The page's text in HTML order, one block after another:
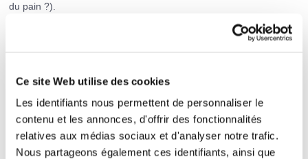
Ce site Web utilise des cookies
Les identifiants nous permettent de personnaliser le
contenu et les annonces, d'offrir des fonctionnalités
relatives aux médias sociaux et d'analyser notre trafic.
Nous partageons également ces identifiants, ainsi que
du pain ?).
The "S'il vous plait" proposal must, when inserted in a sentence,
we will put the comma only in one side. (Example 1: S'il te plait
raconte-moi une histoire. Example 2: Donne-moi du pain
plait.). Note that since the French spelling corrections in 1990, we
are no longer obliged to put the circumflex accent on theiof
"Donne-moi du pain, s'il te pla